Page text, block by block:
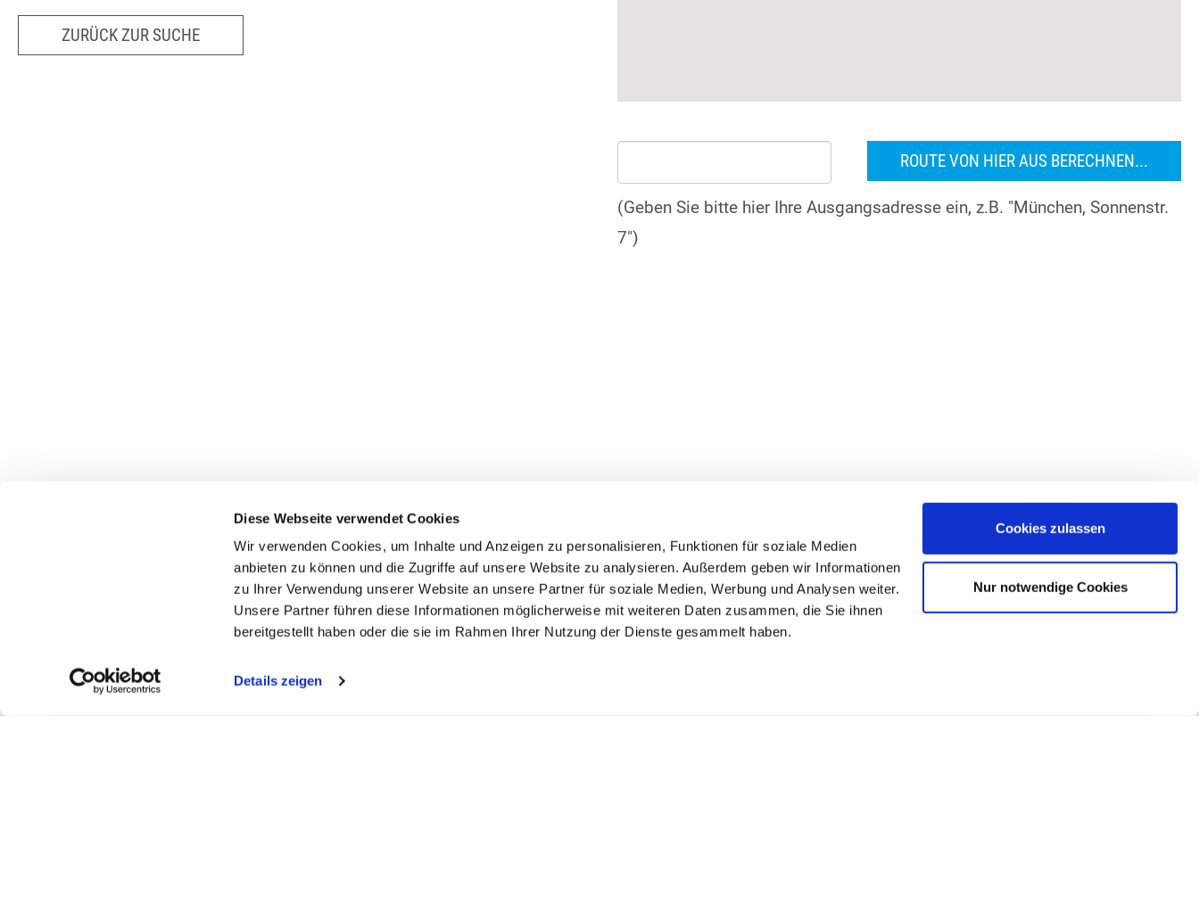
Diese Webseite verwendet Cookies
Wir verwenden Cookies, um Inhalte und Anzeigen zu personalisieren, Funktionen für soziale Medien
anbieten zu können und die Zugriffe auf unsere Website zu analysieren. Außerdem geben wir Informationen
zu Ihrer Verwendung unserer Website an unsere Partner für soziale Medien, Werbung und Analysen weiter.
Unsere Partner führen diese Informationen möglicherweise mit weiteren Daten zusammen, die Sie ihnen
bereitgestellt haben oder die sie im Rahmen Ihrer Nutzung der Dienste gesammelt haben.
Details zeigen
Cookies zulassen
Nur notwendige Cookies
ZURÜCK ZUR SUCHE
(Geben Sie bitte hier Ihre Ausgangsadresse ein, z.B. "München, Sonnenstr.
7")